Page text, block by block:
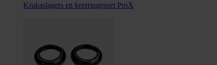
Krukaslagers en keerringenset ProX